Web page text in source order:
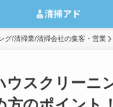
グ/清掃業/清掃会社の集客・営業
ウスクリーニ